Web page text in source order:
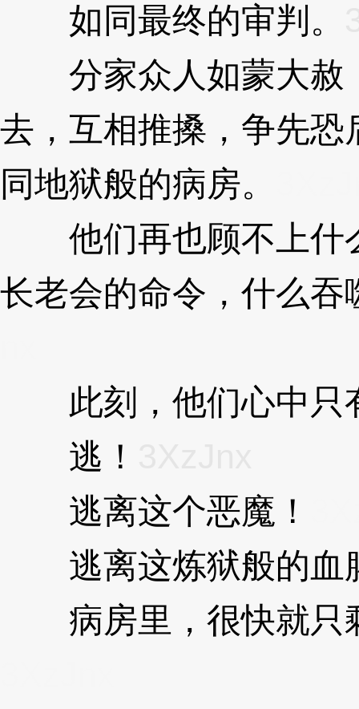
如同最终的审判。
分家众人如蒙大赦
去，互相推搡，争先
同地狱般的病房。
他们再也顾不上什
长老会的命令，什么吞
此刻，他们心中只
逃！
逃离这个恶魔！
逃离这炼狱般的血
病房里，很快就只